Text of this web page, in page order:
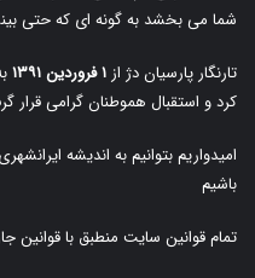
شما می بخشد به گونه ای که حتی
تارنگار پارسیان دژ از ۱ فروردین ۱۳۹۱
کرد و استقبال هموطنان گرامی قرار
امیدواریم بتوانیم به اندیشه
باشیم
تمام قوانین سایت منطبق با